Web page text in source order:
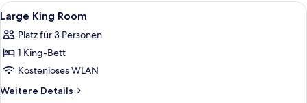
Alle
Fotos
für
Large
King
Room
Hochwertige Bettwaren,
6
Large King Room
Platz für 3 Personen
1 King-Bett
Kostenloses WLAN
Weitere Details
Weitere